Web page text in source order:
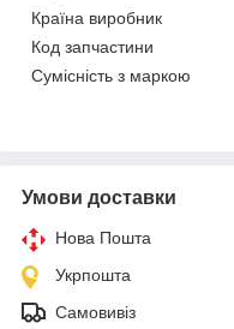
Країна виробник
Код запчастини
Сумісність з маркою
Умови доставки
Нова Пошта
Укрпошта
Самовивіз